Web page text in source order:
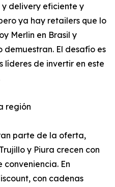
y delivery eficiente y
ya hay retailers que lo
Merlin en Brasil y
demuestran. El desafío es
líderes de invertir en este
región
parte de la oferta,
y Piura crecen con
conveniencia. En
con cadenas